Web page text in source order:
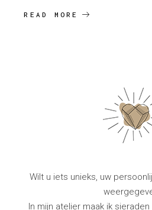
READ MORE
Wilt u iets unieks, uw
In mijn atelier maak ik